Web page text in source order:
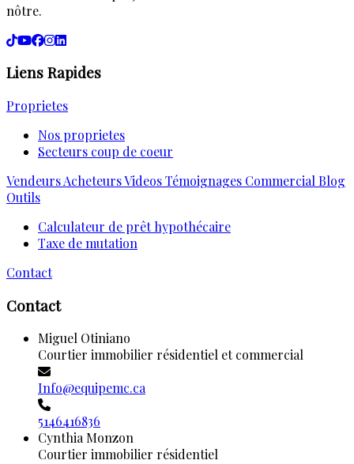
nôtre.
Liens Rapides
Proprietes
Nos proprietes
Secteurs coup de coeur
VendeursAcheteursVideosTémoignages Commercial Blog
Outils
Calculateur de prêt hypothécaire
Taxe de mutation
Contact
Contact
Miguel Otiniano
Courtier immobilier résidentiel et commercial
Info@equipemc.ca
5146416836
Cynthia Monzon
Courtier immobilier résidentiel